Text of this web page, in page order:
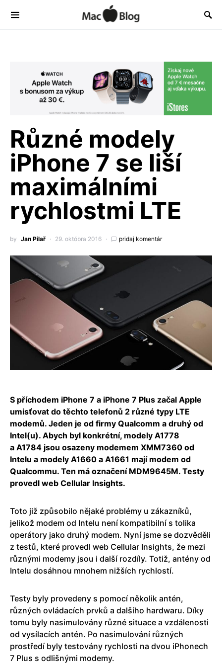
Různé modely
iPhone 7 se liší
maximálními
rychlostmi LTE
by Jan Pilař 29. októbra 2016 pridaj komentár
S příchodem iPhone 7 a iPhone 7 Plus začal Apple
umisťovat do těchto telefonů 2 různé typy LTE
modemů. Jeden je od firmy Qualcomm a druhý od
Intel(u). Abych byl konkrétní, modely A1778
a A1784 jsou osazeny modemem XMM7360 od
Intelu a modely A1660 a A1661 mají modem od
Qualcommu. Ten má označení MDM9645M. Testy
provedl web Cellular Insights.
Toto již způsobilo nějaké problémy u zákazníků,
jelikož modem od Intelu není kompatibilní s tolika
operátory jako druhý modem. Nyní jsme se dozvěděli
z testů, které provedl web Cellular Insights, že mezi
různými modemy jsou i další rozdíly. Totiž, antény od
Intelu dosáhnou mnohem nižších rychlostí.
Testy byly provedeny s pomocí několik antén,
různých ovládacích prvků a dalšího hardwaru. Díky
tomu byly nasimulovány různé situace a vzdálenosti
od vysílacích antén. Po nasimulování různých
prostředí byly testovány rychlosti na dvou iPhonech
7 Plus s odlišnými modemy.